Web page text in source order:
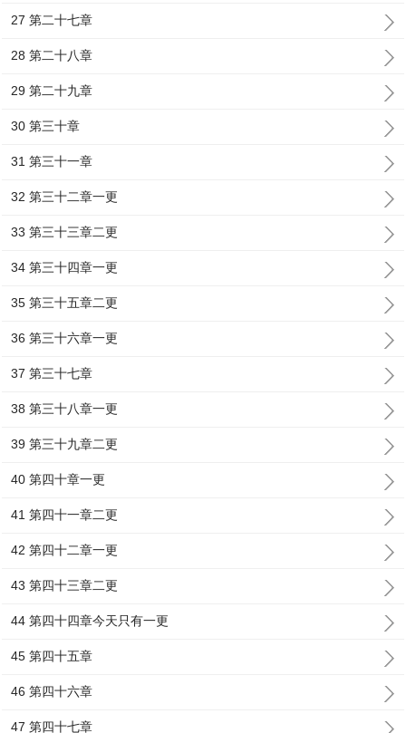
27 第二十七章
28 第二十八章
29 第二十九章
30 第三十章
31 第三十一章
32 第三十二章一更
33 第三十三章二更
34 第三十四章一更
35 第三十五章二更
36 第三十六章一更
37 第三十七章
38 第三十八章一更
39 第三十九章二更
40 第四十章一更
41 第四十一章二更
42 第四十二章一更
43 第四十三章二更
44 第四十四章今天只有一更
45 第四十五章
46 第四十六章
47 第四十七章